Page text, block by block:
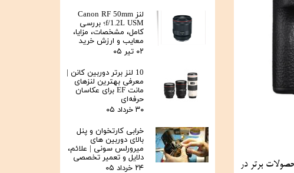
لنز Canon RF 50mm
f/1.2L USM؛ بررسی
کامل، مشخصات، مزایا،
معایب و ارزش خرید
۰۲ تیر ۰۵
10 لنز برتر دوربین کانن |
معرفی بهترین لنزهای
مانت EF برای عکاسان
حرفه‌ای
۳۰ خرداد ۰۵
خرابی کارتخوان و پنل
بالای دوربین‌ های
میرورلس سونی | علائم،
دلایل و تعمیر تخصصی
۲۴ خرداد ۰۵